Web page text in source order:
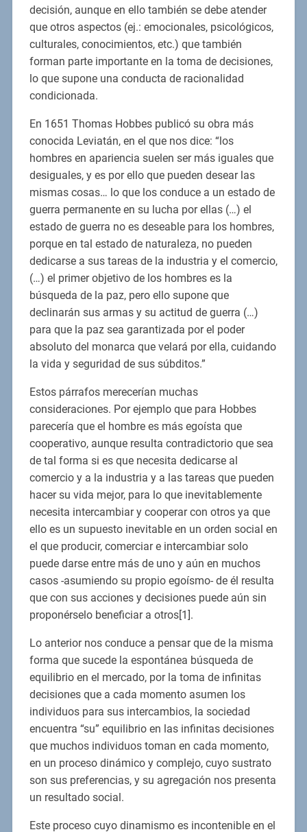
decisión, aunque en ello también se debe atender
que otros aspectos (ej.: emocionales, psicológicos,
culturales, conocimientos, etc.) que también
forman parte importante en la toma de decisiones,
lo que supone una conducta de racionalidad
condicionada.
En 1651 Thomas Hobbes publicó su obra más
conocida Leviatán, en el que nos dice: “los
hombres en apariencia suelen ser más iguales que
desiguales, y es por ello que pueden desear las
mismas cosas… lo que los conduce a un estado de
guerra permanente en su lucha por ellas (…) el
estado de guerra no es deseable para los hombres,
porque en tal estado de naturaleza, no pueden
dedicarse a sus tareas de la industria y el comercio,
(…) el primer objetivo de los hombres es la
búsqueda de la paz, pero ello supone que
declinarán sus armas y su actitud de guerra (…)
para que la paz sea garantizada por el poder
absoluto del monarca que velará por ella, cuidando
la vida y seguridad de sus súbditos.”
Estos párrafos merecerían muchas
consideraciones. Por ejemplo que para Hobbes
parecería que el hombre es más egoísta que
cooperativo, aunque resulta contradictorio que sea
de tal forma si es que necesita dedicarse al
comercio y a la industria y a las tareas que pueden
hacer su vida mejor, para lo que inevitablemente
necesita intercambiar y cooperar con otros ya que
ello es un supuesto inevitable en un orden social en
el que producir, comerciar e intercambiar solo
puede darse entre más de uno y aún en muchos
casos -asumiendo su propio egoísmo- de él resulta
que con sus acciones y decisiones puede aún sin
proponérselo beneficiar a otros[1].
Lo anterior nos conduce a pensar que de la misma
forma que sucede la espontánea búsqueda de
equilibrio en el mercado, por la toma de infinitas
decisiones que a cada momento asumen los
individuos para sus intercambios, la sociedad
encuentra “su” equilibrio en las infinitas decisiones
que muchos individuos toman en cada momento,
en un proceso dinámico y complejo, cuyo sustrato
son sus preferencias, y su agregación nos presenta
un resultado social.
Este proceso cuyo dinamismo es incontenible en el